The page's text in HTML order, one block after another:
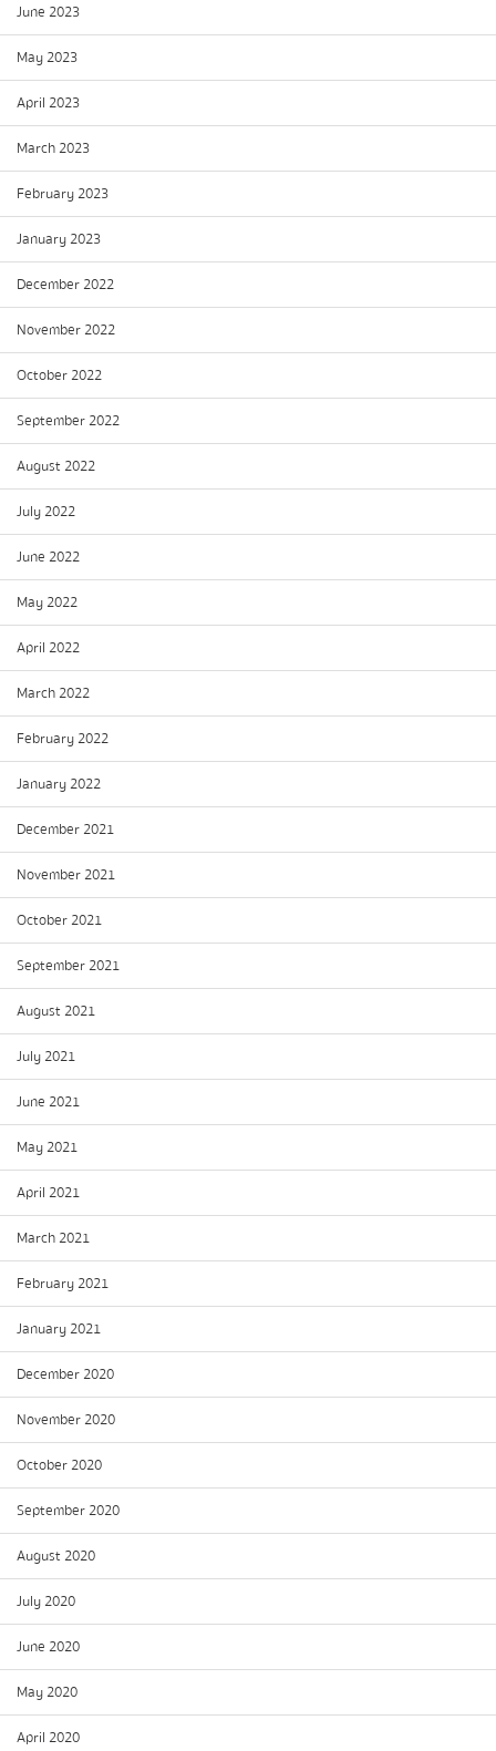
June 2023
May 2023
April 2023
March 2023
February 2023
January 2023
December 2022
November 2022
October 2022
September 2022
August 2022
July 2022
June 2022
May 2022
April 2022
March 2022
February 2022
January 2022
December 2021
November 2021
October 2021
September 2021
August 2021
July 2021
June 2021
May 2021
April 2021
March 2021
February 2021
January 2021
December 2020
November 2020
October 2020
September 2020
August 2020
July 2020
June 2020
May 2020
April 2020